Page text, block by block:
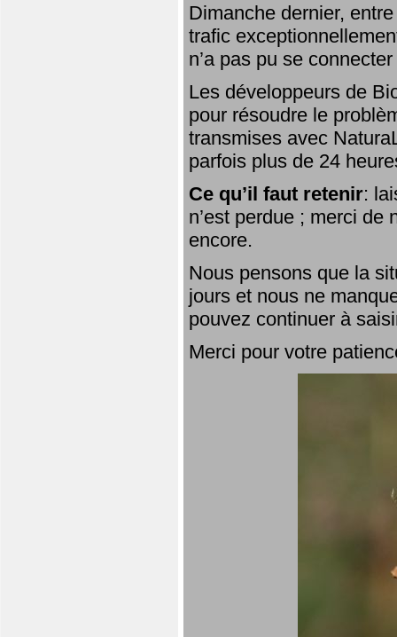
Dimanche dernier,
trafic
n’a pas pu se
Les développeurs de
pour résoudre le
transmises avec
parfois plus de 24
Ce qu’il faut retenir:
n’est perdue ; merci de
encore.
Nous pensons que la
jours et nous ne
pouvez continuer à
Merci pour votre